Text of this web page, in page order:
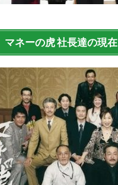
マネーの虎 社長達の現在